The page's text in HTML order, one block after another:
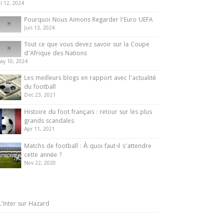
12, 2024
Pourquoi Nous Aimons Regarder l’Euro UEFA
Jun 13, 2024
Tout ce que vous devez savoir sur la Coupe
d’Afrique des Nations
10, 2024
Les meilleurs blogs en rapport avec l’actualité
du football
Dec 23, 2021
Histoire du foot français : retour sur les plus
grands scandales
Apr 11, 2021
Matchs de football : À quoi faut-il s’attendre
cette année ?
Nov 22, 2020
sur Hazard